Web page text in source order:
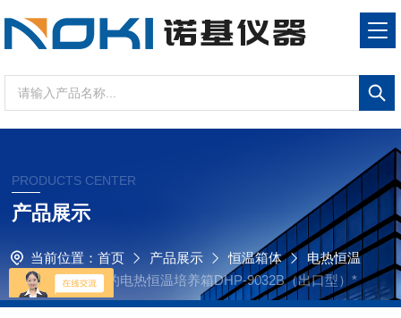
PRODUCTS CENTER
产品展示
当前位置： 首页 产品展示 恒温箱体
电热恒温
培养箱
国产*的电热恒温培养箱DHP-9032B（出口型）*